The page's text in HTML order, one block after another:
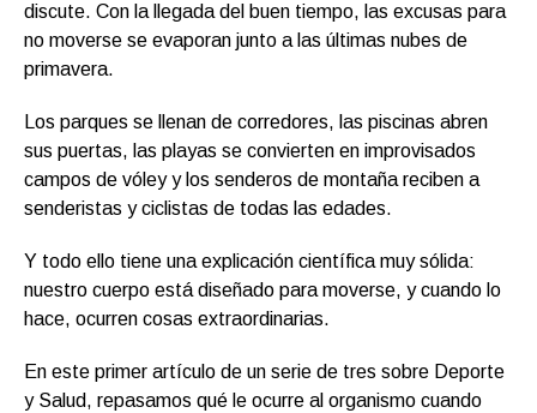
discute. Con la llegada del buen tiempo, las excusas para
no moverse se evaporan junto a las últimas nubes de
primavera.
Los parques se llenan de corredores, las piscinas abren
sus puertas, las playas se convierten en improvisados
campos de vóley y los senderos de montaña reciben a
senderistas y ciclistas de todas las edades.
Y todo ello tiene una explicación científica muy sólida:
nuestro cuerpo está diseñado para moverse, y cuando lo
hace, ocurren cosas extraordinarias.
En este primer artículo de un serie de tres sobre Deporte
y Salud, repasamos qué le ocurre al organismo cuando